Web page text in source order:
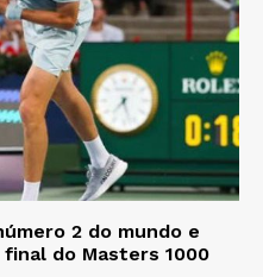
2 do mundo e
do Masters 1000